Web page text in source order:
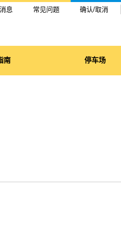
息 常见问题 确认/取消
南 停车场